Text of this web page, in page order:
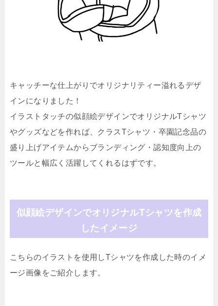
キャッチーな仕上がりでオリジナリティー溢れるデザ
インになりました！
イラストタッチの似顔絵デザインでオリジナルTシャツ
やグッズなどを作れば、クラスTシャツ・卒園記念品の
盛り上げアイテムからブランディング・認知度向上の
ツールと幅広く活躍してくれるはずです。
似顔絵デザインでオリジナルTシャツを作成
したイメージ
こちらのイラストを使用しTシャツを作成した時のイメ
ージ画像をご紹介します。